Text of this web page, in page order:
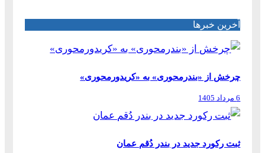
آخرین خبرها
چرخش از «بندرمحوری» به «کریدورمحوری»
6 مرداد 1405
ثبت رکورد جدید در بندر دُقم عمان